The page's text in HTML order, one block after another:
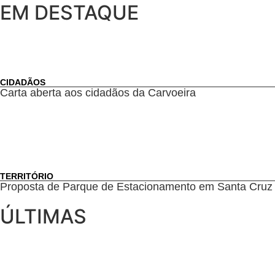
EM DESTAQUE
CIDADÃOS
Carta aberta aos cidadãos da Carvoeira
TERRITÓRIO
Proposta de Parque de Estacionamento em Santa Cruz
ÚLTIMAS